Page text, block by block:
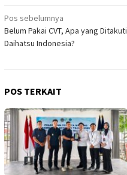
Navigasi
pos
Pos sebelumnya
Belum Pakai CVT, Apa yang Ditakuti
Daihatsu Indonesia?
POS TERKAIT